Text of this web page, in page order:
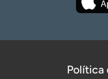
Política